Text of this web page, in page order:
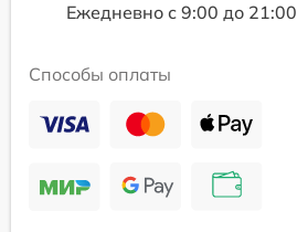
Ежедневно с 9:00 до 21:00
Способы оплаты